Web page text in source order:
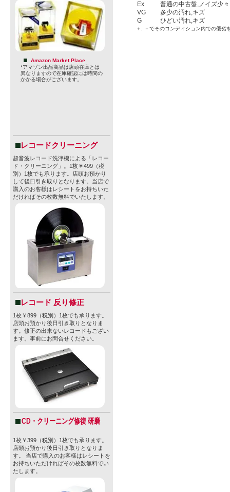
Amazon Market Place
*アマゾン出品商品は店頭在庫とは
異なりますので在庫確認には時間の
かかる場合がございます。
レコードクリーニング
超音波レコード洗浄機による「レコー
ド・クリーニング」。1枚￥499（税
別）1枚でも承ります。店頭お預かり
して後日引き取りとなります。当店で
購入のお客様はレシートをお持ちいた
だければその枚数無料でいたします。
レコード 反り修正
1枚￥899（税別）1枚でも承ります。
店頭お預かり後日引き取りとなりま
す。修正の出来ないレコードもござい
ます。事前にお問合せください。
CD・クリーニング修復 研磨
1枚￥399（税別）1枚でも承ります。
店頭お預かり後日引き取りとなりま
す。 当店で購入のお客様はレシートを
お持ちいただければその枚数無料でい
たします。
Ex
普通の中古盤,ノイズ少々
VG
多少の汚れ,キズ
G
ひどい汚れ,キズ
＋, －でそのコンディション内での優劣